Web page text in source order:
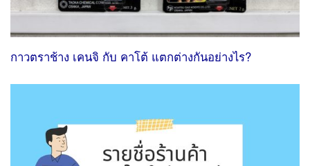
กาวตราช้าง เคนจิ กับ คาโต้ แตกต่างกันอย่างไร?